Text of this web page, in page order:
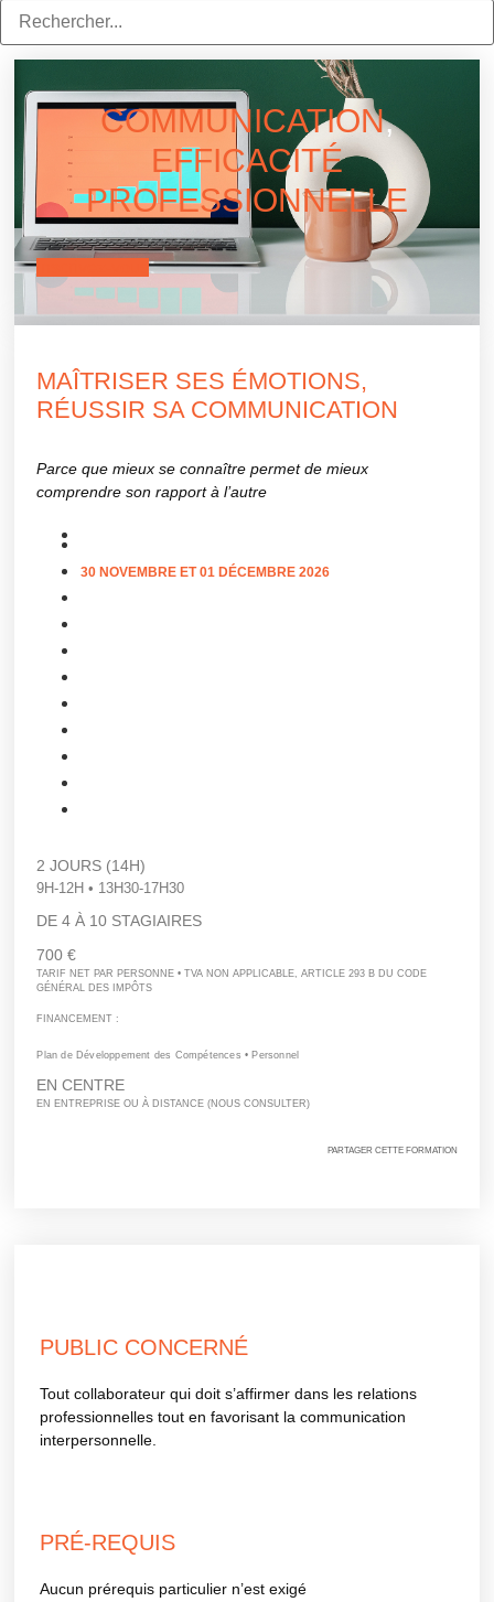
COMMUNICATION,
EFFICACITÉ
PROFESSIONNELLE
inscrivez-vous
MAÎTRISER SES ÉMOTIONS,
RÉUSSIR SA COMMUNICATION
Parce que mieux se connaître permet de mieux
comprendre son rapport à l’autre
30 NOVEMBRE ET 01 DÉCEMBRE 2026
2 JOURS (14H)
9H-12H • 13H30-17H30
DE 4 À 10 STAGIAIRES
700 €
TARIF NET PAR PERSONNE • TVA NON APPLICABLE, ARTICLE 293 B DU CODE
GÉNÉRAL DES IMPÔTS
FINANCEMENT :
Plan de Développement des Compétences • Personnel
EN CENTRE
EN ENTREPRISE OU À DISTANCE (NOUS CONSULTER)
PARTAGER CETTE FORMATION
PUBLIC CONCERNÉ
Tout collaborateur qui doit s’affirmer dans les relations
professionnelles tout en favorisant la communication
interpersonnelle.
PRÉ-REQUIS
Aucun prérequis particulier n’est exigé